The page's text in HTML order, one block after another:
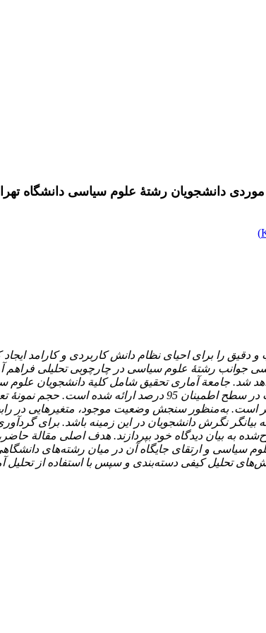
دانشجویان رشتۀ علوم سیاسی دانشگاه
)
دقیق را برای احیای نظام دانش کاربردی و کارامد
جوانب رشتۀ علوم سیاسی در چارچوبی تحلیلی فراهم
حجم نمونۀ مقتضی حسب دقت و میزان همگنی جمعیت در سطح
.به‌منظور سنجش وضعیت موجود، متغیرهایی در
نگرش دانشجویان در این زمینه باشد. برای
به بیان دیدگاه خود بپردازند. هدف اصلی مقالة
سیاسی و ارتقای جایگاه آن در میان رشته‌های
روش‌های تحلیل کیفی دسته‌بندی و سپس با استفاده از